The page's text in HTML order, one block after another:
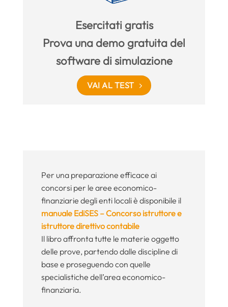
Esercitati gratis
Prova una demo gratuita del
software di simulazione
VAI AL TEST
Per una preparazione efficace ai
concorsi per le aree economico-
finanziarie degli enti locali è disponibile il
manuale EdiSES – Concorso istruttore e
istruttore direttivo contabile
Il libro affronta tutte le materie oggetto
delle prove, partendo dalle discipline di
base e proseguendo con quelle
specialistiche dell’area economico-
finanziaria.